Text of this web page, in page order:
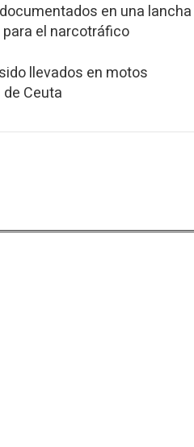
en una lancha
el narcotráfico
llevados en motos
Ceuta